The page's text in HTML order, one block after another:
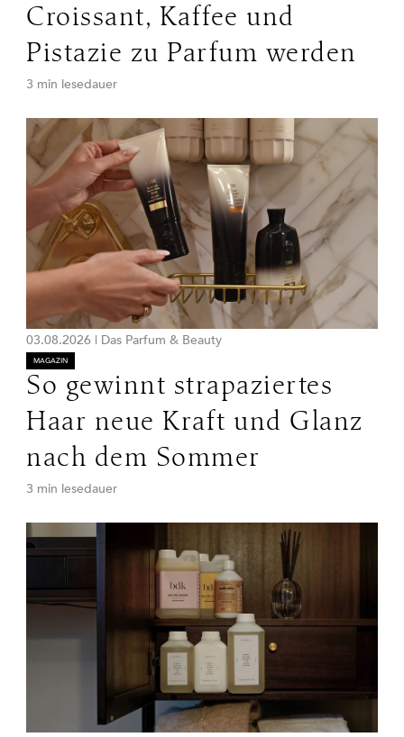
Croissant, Kaffee und
Pistazie zu Parfum werden
3 min lesedauer
03.08.2026 | Das Parfum & Beauty
MAGAZIN
So gewinnt strapaziertes
Haar neue Kraft und Glanz
nach dem Sommer
3 min lesedauer